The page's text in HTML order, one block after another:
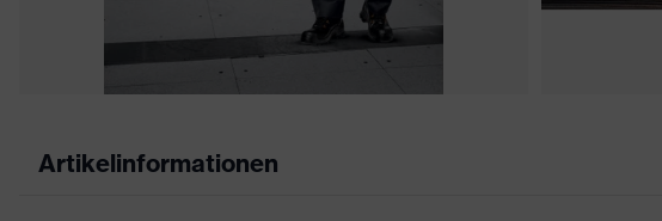
Artikelinformationen